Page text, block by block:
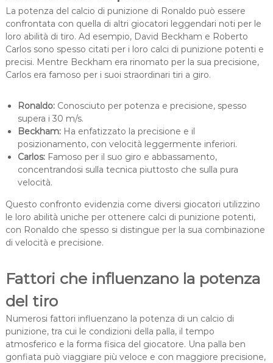
La potenza del calcio di punizione di Ronaldo può essere
confrontata con quella di altri giocatori leggendari noti per le
loro abilità di tiro. Ad esempio, David Beckham e Roberto
Carlos sono spesso citati per i loro calci di punizione potenti e
precisi. Mentre Beckham era rinomato per la sua precisione,
Carlos era famoso per i suoi straordinari tiri a giro.
Ronaldo:Conosciuto per potenza e precisione, spesso
supera i 30 m/s.
Beckham:Ha enfatizzato la precisione e il
posizionamento, con velocità leggermente inferiori.
Carlos:Famoso per il suo giro e abbassamento,
concentrandosi sulla tecnica piuttosto che sulla pura
velocità.
Questo confronto evidenzia come diversi giocatori utilizzino
le loro abilità uniche per ottenere calci di punizione potenti,
con Ronaldo che spesso si distingue per la sua combinazione
di velocità e precisione.
Fattori che influenzano la potenza
del tiro
Numerosi fattori influenzano la potenza di un calcio di
punizione, tra cui le condizioni della palla, il tempo
atmosferico e la forma fisica del giocatore. Una palla ben
gonfiata può viaggiare più veloce e con maggiore precisione,